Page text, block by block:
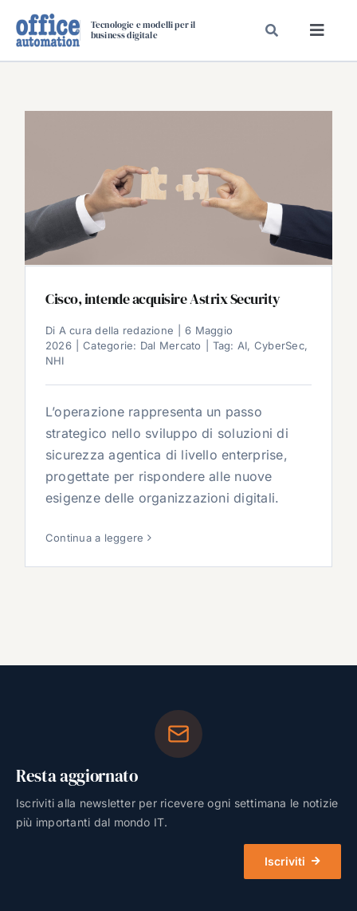
Tecnologie e modelli per il
business digitale
VIDEO
EVENTI
Cisco, intende acquisire Astrix Security
Di A cura della redazione
6 Maggio
2026
Categorie: Dal Mercato Tag: AI, CyberSec,
NHI
L’operazione rappresenta un passo
strategico nello sviluppo di soluzioni di
sicurezza agentica di livello enterprise,
progettate per rispondere alle nuove
esigenze delle organizzazioni digitali.
Continua a leggere
Resta aggiornato
Iscriviti alla newsletter per ricevere ogni settimana le notizie
più importanti dal mondo IT.
Iscriviti